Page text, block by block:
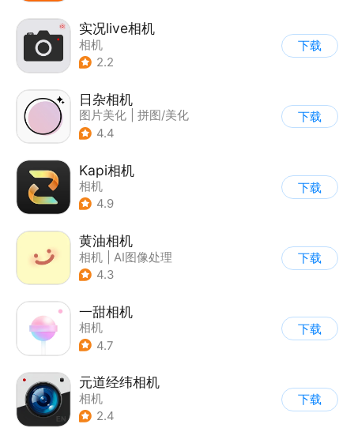
实况live相机
相机
2.2
下载
日杂相机
图片美化
拼图/美化
| 相机
4.4
下载
Kapi相机
相机
4.9
下载
黄油相机
相机
AI图像处理
4.3
下载
一甜相机
相机
4.7
下载
元道经纬相机
相机
2.4
下载